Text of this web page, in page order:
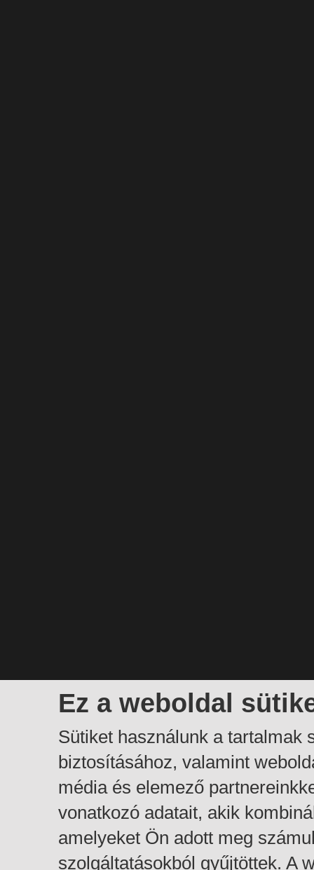
Ez a weboldal
Sütiket használunk a tartalmak
biztosításához, valamint
média és elemező
vonatkozó adatait, akik
amelyeket Ön adott meg
szolgáltatásokból gyűjtöttek. A